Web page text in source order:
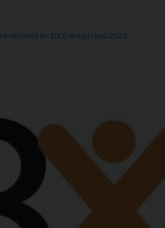
rendiconto 8×1000 erogazioni 2023